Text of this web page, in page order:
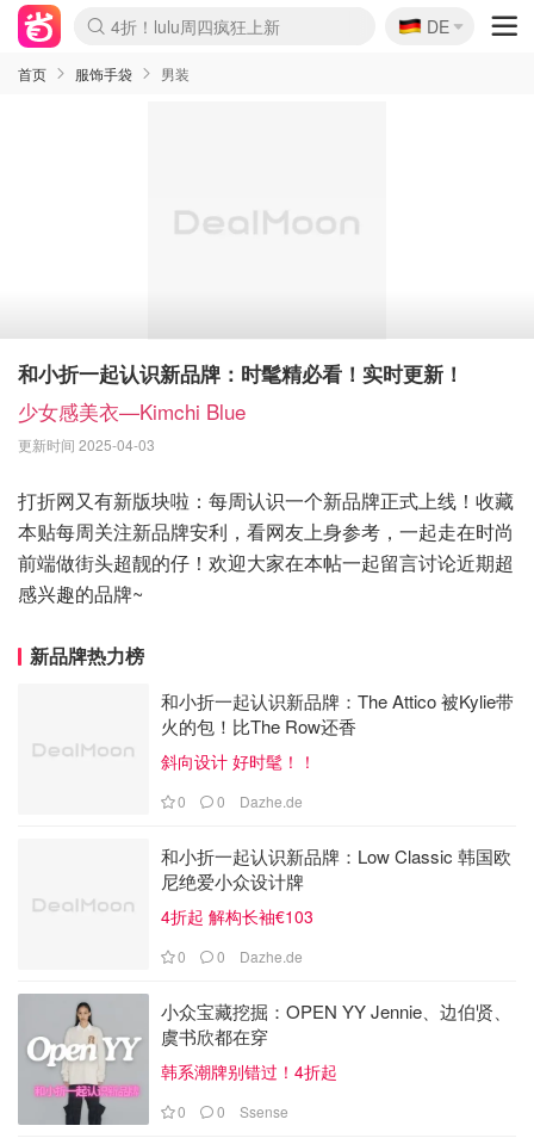
Boticinal 夏促开抢！
4折！lulu周四疯狂上新
还没结束！&OtherStories大促
Joybuy变相75折 随时失效
速领！Stanley独家85折
疑似霸哥！Camper额外叠85折
Zalando 奥莱闪促！每日更新
Moncler反季囤！5折起+叠9折
Coach Brooklyn仅€192
🇩🇪
DE
首页 服饰手袋 男装
和小折一起认识新品牌：时髦精必看！实时更新！
少女感美衣—Kimchi Blue
更新时间 2025-04-03
打折网又有新版块啦：每周认识一个新品牌正式上线！收藏
本贴每周关注新品牌安利，看网友上身参考，一起走在时尚
前端做街头超靓的仔！欢迎大家在本帖一起留言讨论近期超
感兴趣的品牌~
新品牌热力榜
和小折一起认识新品牌：The Attico 被Kylie带
火的包！比The Row还香
斜向设计 好时髦！！
0 0 Dazhe.de
和小折一起认识新品牌：Low Classic 韩国欧
尼绝爱小众设计牌
4折起 解构长袖€103
0 0 Dazhe.de
小众宝藏挖掘：OPEN YY Jennie、边伯贤、
虞书欣都在穿
韩系潮牌别错过！4折起
0 0 Ssense